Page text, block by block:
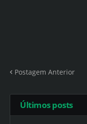
Postagem Anterior
Últimos posts